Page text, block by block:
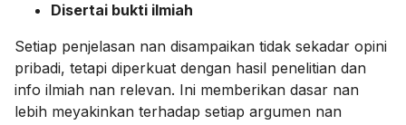
Disertai bukti ilmiah
Setiap penjelasan nan disampaikan tidak sekadar opini
pribadi, tetapi diperkuat dengan hasil penelitian dan
info ilmiah nan relevan. Ini memberikan dasar nan
lebih meyakinkan terhadap setiap argumen nan